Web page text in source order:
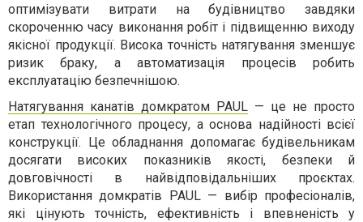
оптимізувати витрати на будівництво завдяки
скороченню часу виконання робіт і підвищенню виходу
якісної продукції. Висока точність натягування зменшує
ризик браку, а автоматизація процесів робить
експлуатацію безпечнішою.
Натягування канатів домкратом PAUL — це не просто
етап технологічного процесу, а основа надійності всієї
конструкції. Це обладнання допомагає будівельникам
досягати високих показників якості, безпеки й
довговічності в найвідповідальніших проєктах.
Використання домкратів PAUL — вибір професіоналів,
які цінують точність, ефективність і впевненість у